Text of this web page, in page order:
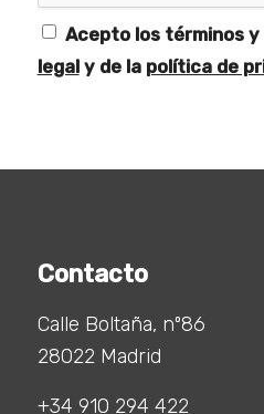
Acepto los términos
legaly de la política de
Contacto
Calle Boltaña, nº86
28022 Madrid
+34 910 294 422